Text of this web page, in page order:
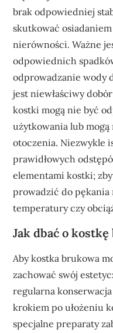
brak odpowiedniej
skutkować
nierówności. Ważne
odpowiednich
odprowadzanie wody
jest niewłaściwy
kostki mogą nie być
użytkowania lub mogą
otoczenia. Niezwykle
prawidłowych
elementami kostki;
prowadzić do pękania
temperatury czy
Jak dbać o
Aby kostka brukowa
zachować swój
regularna
krokiem po ułożeniu
specjalne preparaty